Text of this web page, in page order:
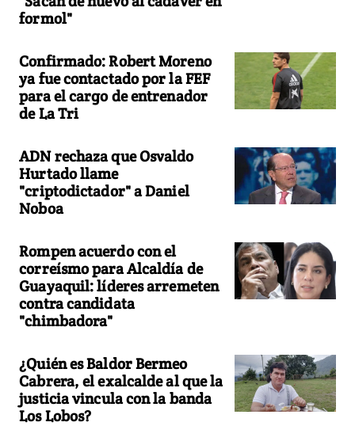
formol"
Confirmado: Robert Moreno
ya fue contactado por la FEF
para el cargo de entrenador
de La Tri
ADN rechaza que Osvaldo
Hurtado llame
"criptodictador" a Daniel
Noboa
Rompen acuerdo con el
correísmo para Alcaldía de
Guayaquil: líderes arremeten
contra candidata
"chimbadora"
¿Quién es Baldor Bermeo
Cabrera, el exalcalde al que la
justicia vincula con la banda
Los Lobos?